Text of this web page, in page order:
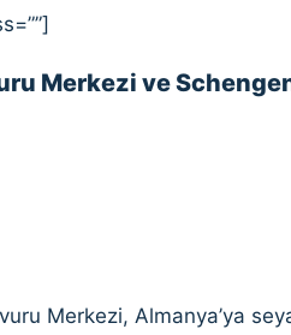
Merkezi ve
Merkezi, Almanya’ya